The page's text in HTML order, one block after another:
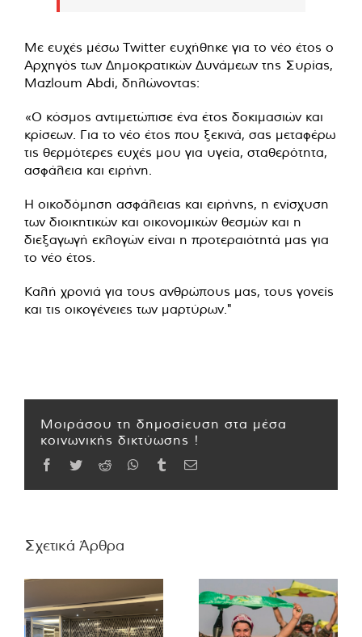
Με ευχές μέσω Twitter ευχήθηκε για το νέο έτος ο
Αρχηγός των Δημοκρατικών Δυνάμεων της Συρίας,
Mazloum Abdi, δηλώνοντας:
«Ο κόσμος αντιμετώπισε ένα έτος δοκιμασιών και
κρίσεων. Για το νέο έτος που ξεκινά, σας μεταφέρω
τις θερμότερες ευχές μου για υγεία, σταθερότητα,
ασφάλεια και ειρήνη.
Η οικοδόμηση ασφάλειας και ειρήνης, η ενίσχυση
των διοικητικών και οικονομικών θεσμών και η
διεξαγωγή εκλογών είναι η προτεραιότητά μας για
το νέο έτος.
Καλή χρονιά για τους ανθρώπους μας, τους γονείς
και τις οικογένειες των μαρτύρων."
Μοιράσου τη δημοσίευση στα μέσα
κοινωνικής δικτύωσης !
Facebook
TwitterReddit WhatsApp
TumblrEmail
Σχετικά Άρθρα